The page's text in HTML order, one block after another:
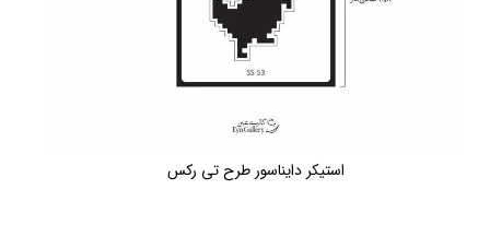
استیکر دایناسور طرح تی رکس